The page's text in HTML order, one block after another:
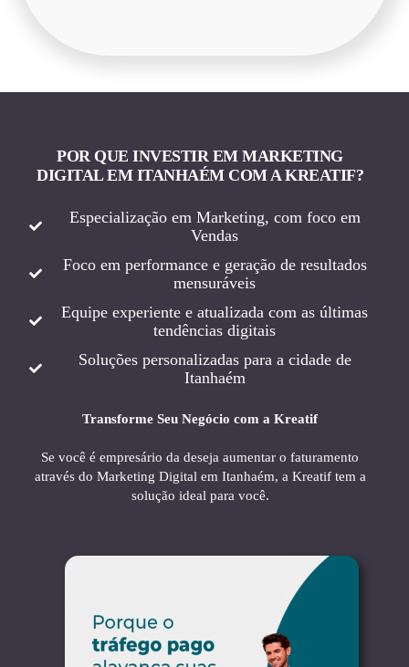
POR QUE INVESTIR EM MARKETING
DIGITAL EM ITANHAÉM COM A KREATIF?
Especialização em Marketing, com foco em
Vendas
Foco em performance e geração de resultados
mensuráveis
Equipe experiente e atualizada com as últimas
tendências digitais
Soluções personalizadas para a cidade de
Itanhaém
Transforme Seu Negócio com a Kreatif
Se você é empresário da deseja aumentar o faturamento
através do Marketing Digital em Itanhaém, a Kreatif tem a
solução ideal para você.